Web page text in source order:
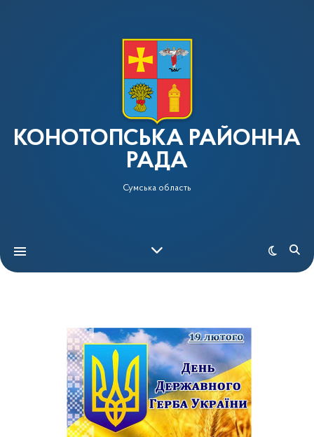
КОНОТОПСЬКА РАЙОННА
РАДА
Сумська область